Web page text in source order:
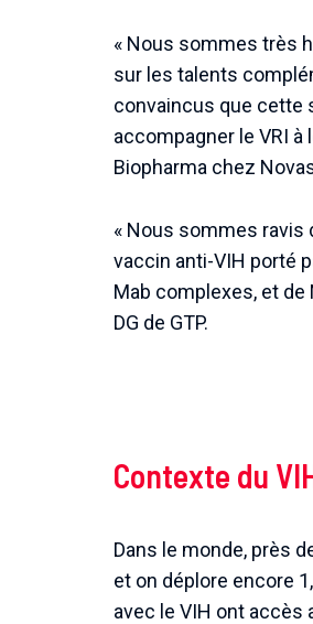
« Nous sommes très
sur les talents
convaincus que cette
accompagner le VRI
Biopharma chez
« Nous sommes ravis
vaccin anti-VIH porté
Mab complexes, et de
DG de GTP.
Contexte du
Dans le monde, près
et on déplore encore
avec le VIH ont accès